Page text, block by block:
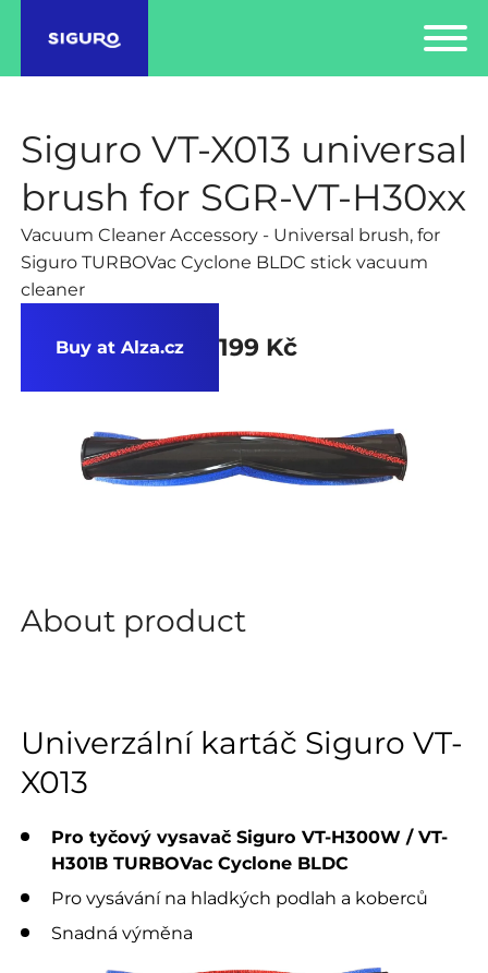
Siguro VT-X013 universal
brush for SGR-VT-H30xx
Vacuum Cleaner Accessory - Universal brush, for
Siguro TURBOVac Cyclone BLDC stick vacuum
cleaner
Buy at Alza.cz 199 Kč
About product
Univerzální kartáč Siguro VT-
X013
Pro tyčový vysavač Siguro VT-H300W / VT-
H301B TURBOVac Cyclone BLDC
Pro vysávání na hladkých podlah a koberců
Snadná výměna